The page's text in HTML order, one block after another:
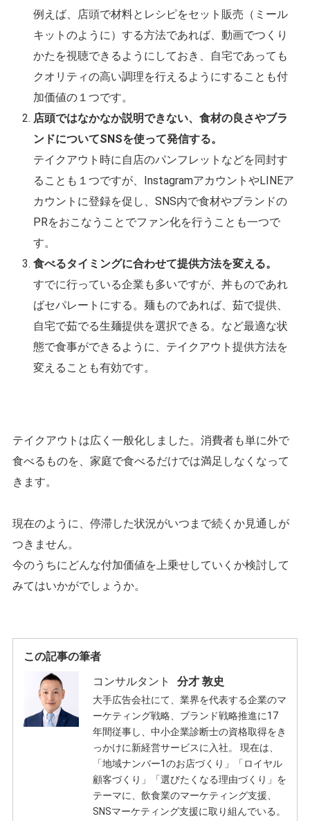
例えば、店頭で材料とレシピをセット販売（ミール
キットのように）する方法であれば、動画でつくり
かたを視聴できるようにしておき、自宅であっても
クオリティの高い調理を行えるようにすることも付
加価値の１つです。
店頭ではなかなか説明できない、食材の良さやブラ
ンドについてSNSを使って発信する。
テイクアウト時に自店のパンフレットなどを同封す
ることも１つですが、InstagramアカウントやLINEア
カウントに登録を促し、SNS内で食材やブランドの
PRをおこなうことでファン化を行うことも一つで
す。
食べるタイミングに合わせて提供方法を変える。
すでに行っている企業も多いですが、丼ものであれ
ばセパレートにする。麺ものであれば、茹で提供、
自宅で茹でる生麺提供を選択できる。など最適な状
態で食事ができるように、テイクアウト提供方法を
変えることも有効です。
テイクアウトは広く一般化しました。消費者も単に外で
食べるものを、家庭で食べるだけでは満足しなくなって
きます。
現在のように、停滞した状況がいつまで続くか見通しが
つきません。
今のうちにどんな付加価値を上乗せしていくか検討して
みてはいかがでしょうか。
この記事の筆者
コンサルタント
分才 敦史
大手広告会社にて、業界を代表する企業のマ
ーケティング戦略、ブランド戦略推進に17
年間従事し、中小企業診断士の資格取得をき
っかけに新経営サービスに入社。 現在は、
「地域ナンバー1のお店づくり」「ロイヤル
顧客づくり」「選びたくなる理由づくり」を
テーマに、飲食業のマーケティング支援、
SNSマーケティング支援に取り組んでいる。